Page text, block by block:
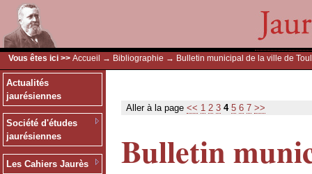
Vous êtes ici >> Accueil → Bibliographie → Bulletin municipal de la ville de
Actualités
jaurésiennes
Société d'études
jaurésiennes
Les Cahiers Jaurès
Aller à la page << 1 2 3 4 5 6 7 >>
Bulletin